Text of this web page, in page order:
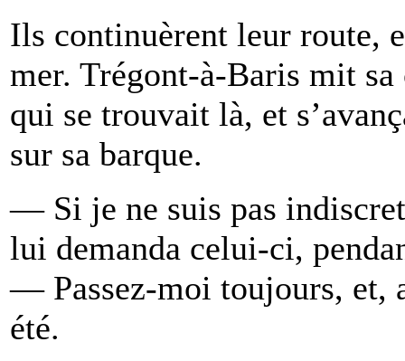
Ils continuèrent leur route,
mer. Trégont-à-Baris mit sa
qui se trouvait là, et
sur sa barque.
— Si je ne suis pas
lui demanda celui-ci,
— Passez-moi toujours, et,
été.